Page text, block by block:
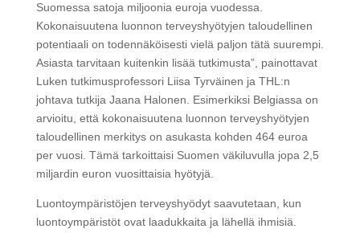
Suomessa satoja miljoonia euroja vuodessa.
Kokonaisuutena luonnon terveyshyötyjen taloudellinen
potentiaali on todennäköisesti vielä paljon tätä suurempi.
Asiasta tarvitaan kuitenkin lisää tutkimusta”, painottavat
Luken tutkimusprofessori Liisa Tyrväinen ja THL:n
johtava tutkija Jaana Halonen. Esimerkiksi Belgiassa on
arvioitu, että kokonaisuutena luonnon terveyshyötyjen
taloudellinen merkitys on asukasta kohden 464 euroa
per vuosi. Tämä tarkoittaisi Suomen väkiluvulla jopa 2,5
miljardin euron vuosittaisia hyötyjä.
Luontoympäristöjen terveyshyödyt saavutetaan, kun
luontoympäristöt ovat laadukkaita ja lähellä ihmisiä.